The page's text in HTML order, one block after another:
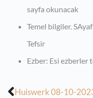
sayfa okunacak
Temel bilgiler.
Tefsir
Ezber: Esi ezberler
Huiswerk 08-10-